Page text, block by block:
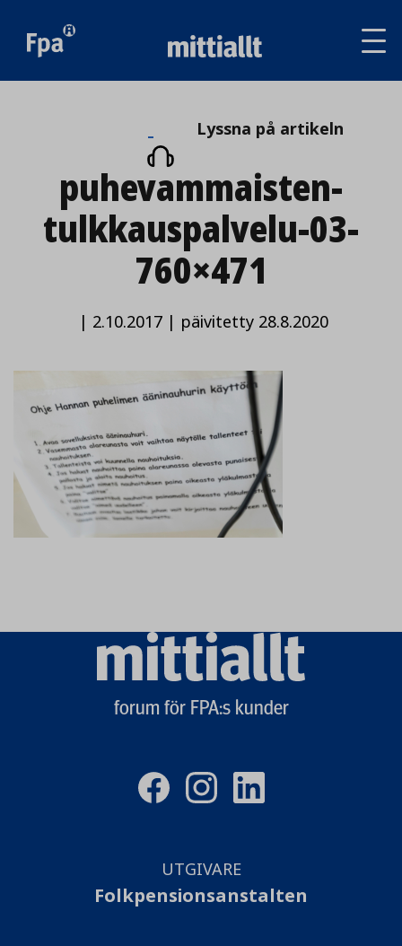
Lyssna
på
artikeln
Lyssna på artikeln
puhevammaisten-
tulkkauspalvelu-03-
760×471
| 2.10.2017| päivitetty 28.8.2020
Mittiallt
forum för FPA:s kunder
UTGIVARE
Folkpensionsanstalten